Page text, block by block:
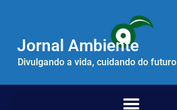
paraJornal Ambiente
Divulgando a vida, cuidando do futuro